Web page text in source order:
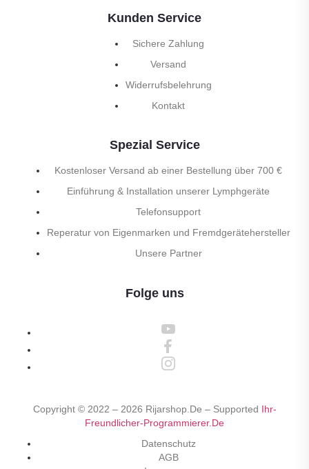
Kunden Service
Sichere Zahlung
Versand
Widerrufsbelehrung
Kontakt
Spezial Service
Kostenloser Versand ab einer Bestellung über 700 €
Einführung & Installation unserer Lymphgeräte
Telefonsupport
Reperatur von Eigenmarken und Fremdgerätehersteller
Unsere Partner
Folge uns
Copyright © 2022 – 2026 Rijarshop.de – Supported Ihr-
Freundlicher-Programmierer.de
Datenschutz
AGB